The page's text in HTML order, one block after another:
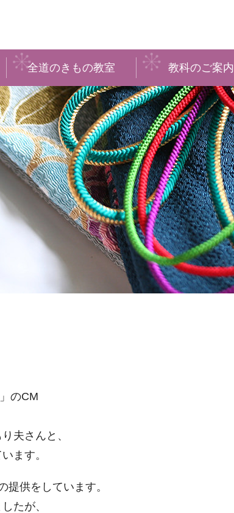
全道のきもの教室 教科のご案内
のCM
夫さんと、
ます。
提供をしています。
たが、